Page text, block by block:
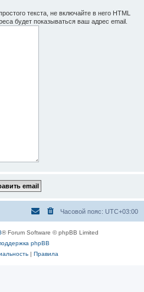
текста, не включайте в него HTML
будет показываться ваш адрес email.
Часовой пояс: UTC+03:00
® Forum Software © phpBB Limited
phpBB
| Правила